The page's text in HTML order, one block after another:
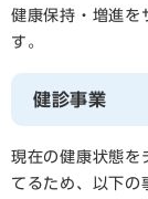
健康保持・増進を
す。
健診事業
現在の健康状態を
てるため、以下の